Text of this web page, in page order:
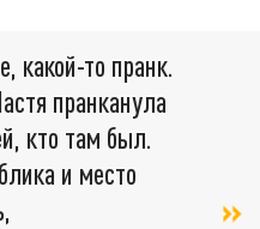
какой-то пранк.
пранканула
кто там был.
и место